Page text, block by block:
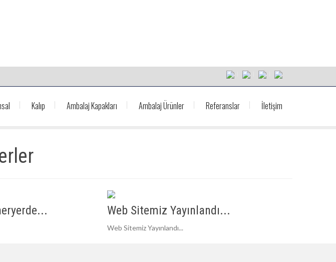
Kalıp Ambalaj Kapakları Ambalaj Ürünler Referanslar İletişim
Web Sitemiz Yayınlandı...
Web Sitemiz Yayınlandı...